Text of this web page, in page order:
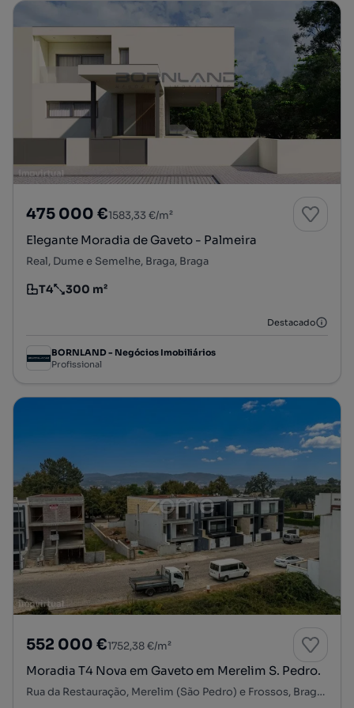
475 000 €1583,33 €/m²
Elegante Moradia de Gaveto - Palmeira
Real, Dume e Semelhe, Braga, Braga
Tipologia
T4
Preço por metro quadrado
300 m²
Destacado
BORNLAND - Negócios Imobiliários
Profissional
552 000 €1752,38 €/m²
Moradia T4 Nova em Gaveto em Merelim S. Pedro.
Rua da Restauração, Merelim (São Pedro) e Frossos, Braga, Braga